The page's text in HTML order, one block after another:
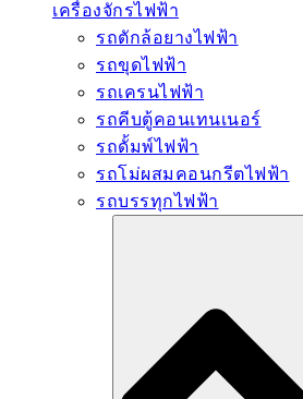
เครื่องจักรไฟฟ้า
รถตักล้อยางไฟฟ้า
รถขุดไฟฟ้า
รถเครนไฟฟ้า
รถคีบตู้คอนเทนเนอร์
รถดั้มพ์ไฟฟ้า
รถโม่ผสมคอนกรีตไฟฟ้า
รถบรรทุกไฟฟ้า